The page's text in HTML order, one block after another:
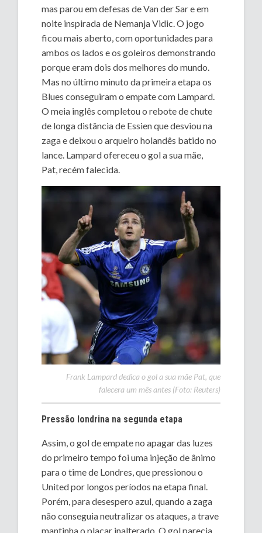
mas parou em defesas de Van der Sar e em
noite inspirada de Nemanja Vidic. O jogo
ficou mais aberto, com oportunidades para
ambos os lados e os goleiros demonstrando
porque eram dois dos melhores do mundo.
Mas no último minuto da primeira etapa os
Blues conseguiram o empate com Lampard.
O meia inglês completou o rebote de chute
de longa distância de Essien que desviou na
zaga e deixou o arqueiro holandês batido no
lance. Lampard ofereceu o gol a sua mãe,
Pat, recém falecida.
Frank Lampard dedica o gol a sua mãe Pat, que
falecera um mês antes (Foto: Reuters)
Pressão londrina na segunda etapa
Assim, o gol de empate no apagar das luzes
do primeiro tempo foi uma injeção de ânimo
para o time de Londres, que pressionou o
United por longos períodos na etapa final.
Porém, para desespero azul, quando a zaga
não conseguia neutralizar os ataques, a trave
mantinha o placar inalterado. O gol parecia